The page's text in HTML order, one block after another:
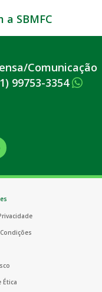
SBMFC
Comunicação
99753-3354
Ética